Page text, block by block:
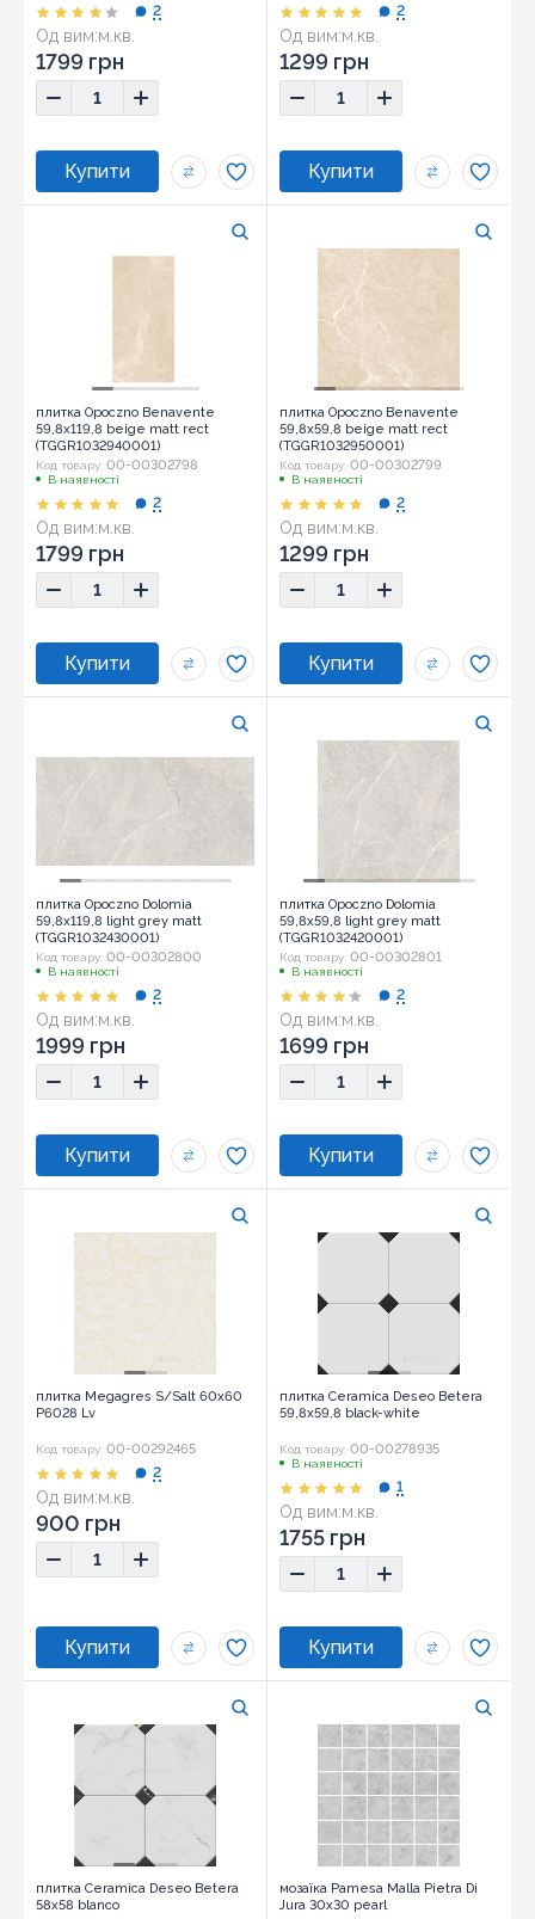
Од вим:м.кв.
2
1799 грн
Од вим:м.кв.
2
1299 грн
плитка Opoczno Benavente
59,8x119,8 beige matt rect
(TGGR1032940001)
Код товару: 00-00302798
В наявності
Од вим:м.кв.
2
1799 грн
плитка Opoczno Benavente
59,8x59,8 beige matt rect
(TGGR1032950001)
Код товару: 00-00302799
В наявності
Од вим:м.кв.
2
1299 грн
плитка Opoczno Dolomia
59,8x119,8 light grey matt
(TGGR1032430001)
Код товару: 00-00302800
В наявності
Од вим:м.кв.
2
1999 грн
плитка Opoczno Dolomia
59,8x59,8 light grey matt
(TGGR1032420001)
Код товару: 00-00302801
В наявності
Од вим:м.кв.
2
1699 грн
плитка Megagres S/Salt 60x60
P6028 Lv
Код товару: 00-00292465
Од вим:м.кв.
2
900 грн
плитка Ceramica Deseo Betera
59,8x59,8 black-white
Код товару: 00-00278935
В наявності
Од вим:м.кв.
1
1755 грн
плитка Ceramica Deseo Betera
58x58 blanco
мозаїка Pamesa Malla Pietra Di
Jura 30x30 pearl